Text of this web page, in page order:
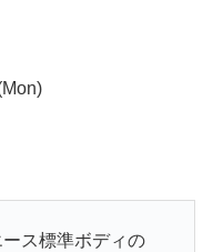
ース標準ボディの